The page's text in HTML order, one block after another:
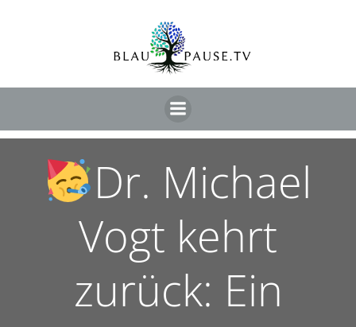
Dr. Michael
Vogt kehrt
zurück: Ein